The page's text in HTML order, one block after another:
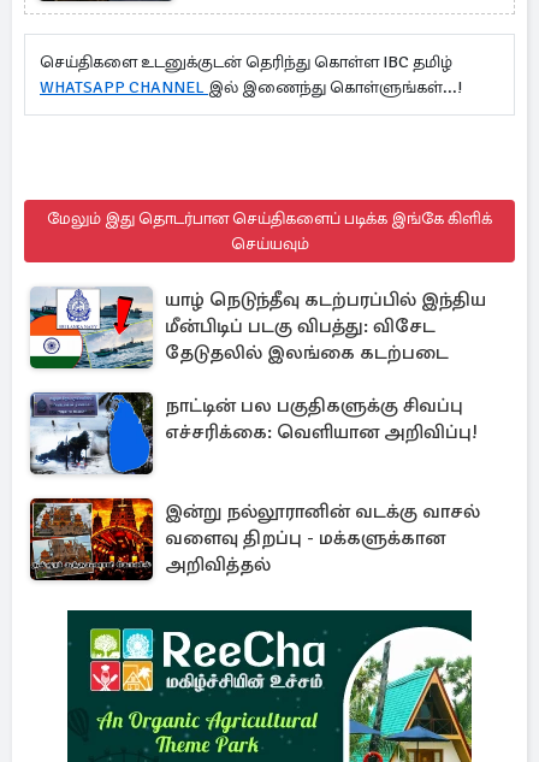
செய்திகளை உடனுக்குடன் தெரிந்து கொள்ள IBC தமிழ்
WHATSAPP CHANNEL இல் இணைந்து கொள்ளுங்கள்...!
மேலும் இது தொடர்பான செய்திகளைப் படிக்க இங்கே கிளிக்
செய்யவும்
யாழ் நெடுந்தீவு கடற்பரப்பில் இந்திய
மீன்பிடிப் படகு விபத்து: விசேட
தேடுதலில் இலங்கை கடற்படை
நாட்டின் பல பகுதிகளுக்கு சிவப்பு
எச்சரிக்கை: வெளியான அறிவிப்பு!
இன்று நல்லூரானின் வடக்கு வாசல்
வளைவு திறப்பு - மக்களுக்கான
அறிவித்தல்